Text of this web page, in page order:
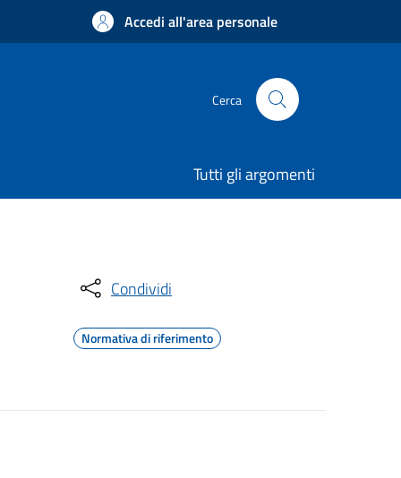
Accedi all'area personale
Cerca
Tutti gli argomenti
Condividi
Normativa di riferimento